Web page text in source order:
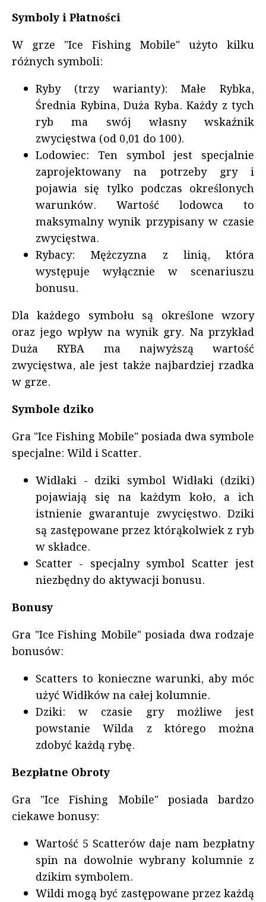
Symboly i Płatności
W grze "Ice Fishing Mobile" użyto kilku
różnych symboli:
Ryby (trzy warianty): Małe Rybka,
Średnia Rybina, Duża Ryba. Każdy z tych
ryb ma swój własny wskaźnik
zwycięstwa (od 0,01 do 100).
Lodowiec: Ten symbol jest specjalnie
zaprojektowany na potrzeby gry i
pojawia się tylko podczas określonych
warunków. Wartość lodowca to
maksymalny wynik przypisany w czasie
zwycięstwa.
Rybacy: Mężczyzna z linią, która
występuje wyłącznie w scenariuszu
bonusu.
Dla każdego symbołu są określone wzory
oraz jego wpływ na wynik gry. Na przykład
Duża RYBA ma najwyższą wartość
zwycięstwa, ale jest także najbardziej rzadka
w grze.
Symbole dziko
Gra "Ice Fishing Mobile" posiada dwa symbole
specjalne: Wild i Scatter.
Widłaki - dziki symbol Widłaki (dziki)
pojawiają się na każdym koło, a ich
istnienie gwarantuje zwycięstwo. Dziki
są zastępowane przez którąkolwiek z ryb
w składce.
Scatter - specjalny symbol Scatter jest
niezbędny do aktywacji bonusu.
Bonusy
Gra "Ice Fishing Mobile" posiada dwa rodzaje
bonusów:
Scatters to konieczne warunki, aby móc
użyć Widłków na całej kolumnie.
Dziki: w czasie gry możliwe jest
powstanie Wilda z którego można
zdobyć każdą rybę.
Bezpłatne Obroty
Gra "Ice Fishing Mobile" posiada bardzo
ciekawe bonusy:
Wartość 5 Scatterów daje nam bezpłatny
spin na dowolnie wybrany kolumnie z
dzikim symbolem.
Wildi mogą być zastępowane przez każdą